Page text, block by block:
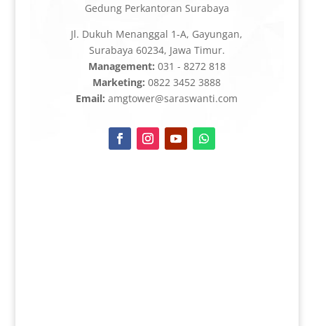
Gedung Perkantoran Surabaya
Jl. Dukuh Menanggal 1-A, Gayungan,
Surabaya 60234, Jawa Timur.
Management: 031 - 8272 818
Marketing: 0822 3452 3888
Email: amgtower@saraswanti.com